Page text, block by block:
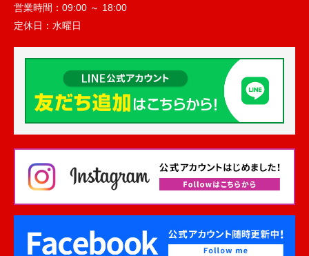
営業時間： 09:00 ～ 18:00
定休日： 水曜日